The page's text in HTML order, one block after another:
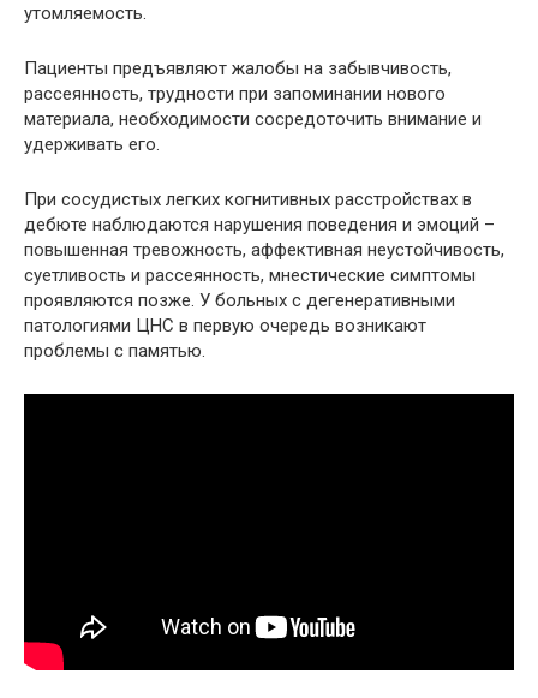
утомляемость.
Пациенты предъявляют жалобы на забывчивость,
рассеянность, трудности при запоминании нового
материала, необходимости сосредоточить внимание и
удерживать его.
При сосудистых легких когнитивных расстройствах в
дебюте наблюдаются нарушения поведения и эмоций –
повышенная тревожность, аффективная неустойчивость,
суетливость и рассеянность, мнестические симптомы
проявляются позже. У больных с дегенеративными
патологиями ЦНС в первую очередь возникают
проблемы с памятью.